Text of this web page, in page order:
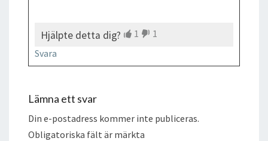
Hjälpte detta dig? 1
1
Svara
Lämna ett svar
Din e-postadress kommer inte publiceras.
Obligatoriska fält är märkta